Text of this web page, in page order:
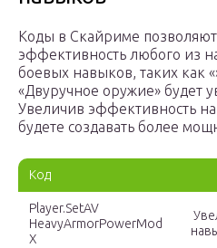
Коды в Скайриме позволяют
эффективность любого из
боевых навыков, таких как
«Двуручное оружие» будет
Увеличив эффективность
будете создавать более
Код
Player.SetAV
HeavyArmorPowerMod
X